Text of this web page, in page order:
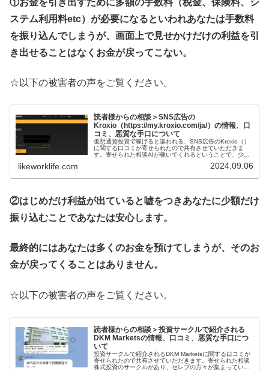
ステム利用料etc）が必要になるといわれあなたは手数料
を振り込んでしまうが、画面上で見せかけだけの利益を引
き出せることはなくお金が戻ってこない。
☆以下の被害者の声をご覧ください。
読者様からの相談＞SNS広告の
Kroxio（https://my.kroxio.com/ja/）の情報、口
コミ、悪質な手口について
仮想通貨投資で稼げると謳われる、SNS広告のKroxio（）
に関する口コミが寄せられたので共有させていただきま
す。寄せられた相談AIが稼いでくれるということで、少額
likeworklife.com 2024.09.06
②はじめだけ利益が出ていると嘘をつきあなたに少額だけ
振り込むことであなたは安心します。
最終的にはあなたは多くのお金を預けてしまうが、そのお
金が戻ってくることはありません。
☆以下の被害者の声をご覧ください。
読者様からの相談＞投資サークルで紹介される
DKM Marketsの情報、口コミ、悪質な手口につ
いて
投資サークルで紹介されるDKM Marketsに関する口コミが
寄せられたので共有させていただきます。寄せられた相談
株式投資のサークルがあり、セレブの方々が集まっている